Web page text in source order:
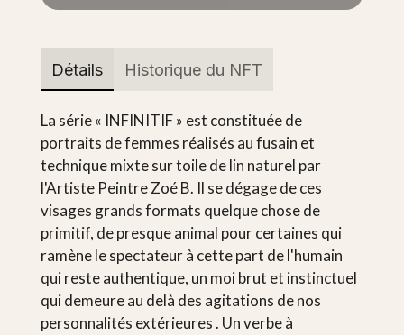
Détails Historique du NFT
La série « INFINITIF » est constituée de
portraits de femmes réalisés au fusain et
technique mixte sur toile de lin naturel par
l'Artiste Peintre Zoé B. Il se dégage de ces
visages grands formats quelque chose de
primitif, de presque animal pour certaines qui
ramène le spectateur à cette part de l'humain
qui reste authentique, un moi brut et instinctuel
qui demeure au delà des agitations de nos
personnalités extérieures . Un verbe à